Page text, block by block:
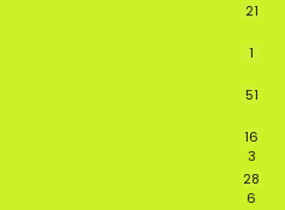
21
1
51
16
3
28
6